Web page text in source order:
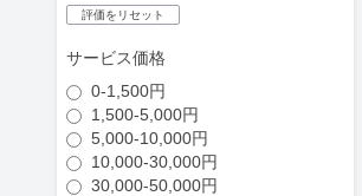
評価をリセット
サービス価格
0-1,500円
1,500-5,000円
5,000-10,000円
10,000-30,000円
30,000-50,000円